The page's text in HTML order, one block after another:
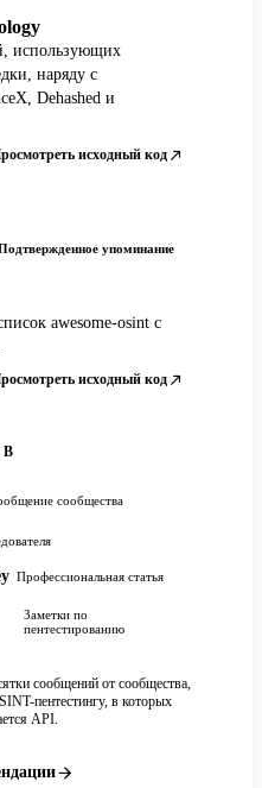
использующих
наряду с
Dehashed и
исходный код
упоминание
awesome-osint с
исходный код
сообщества
Профессиональная статья
Заметки по
пентестированию
сообщений от сообщества,
пентестингу, в которых
API.